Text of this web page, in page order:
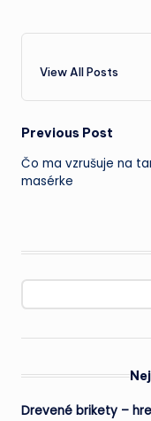
View All Posts
Post
Previous Post
Čo ma vzrušuje na
masérke
Drevené brikety –